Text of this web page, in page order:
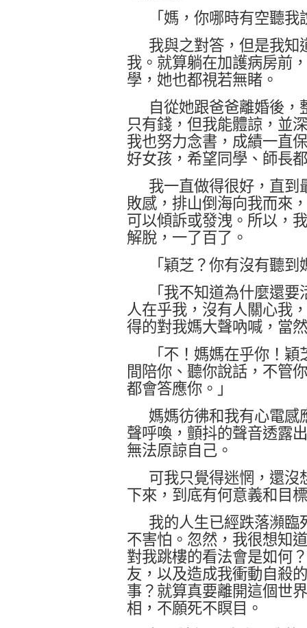
「媽，你哪時有空聽我
我與之對答，但是我知
我。就算躺在加護病房前
學，她也都視若無睹。
自從她跟爸爸離婚後
只有錢，但我能體諒，並
我也努力念書，成績一直
好女孩，希望同學、師長
我一直做得很好，直到
敗感，排山倒海向我而來
可以傾訴或發洩。所以，
解脫，一了百了。
「穎芝？你有沒有聽
「我不知道為什麼還
人在乎我，沒有人關心我
得的對我媽大聲吶喊，當
「不！媽媽在乎你！
間陪你、聽你說話，不管
都會答應你。」
媽媽彷彿和我有心電感
聲呼喚，顫抖的聲音透露
無法原諒自己。
可我只覺得迷惘，還沒
下來，到底有何意義和目
我的人生已經跌落瀕臨
不害怕。忽然，我很想知
對我跳樓的看法會是如何
友，以及造成我衝動自殺
事？就算真要離開這個世
相，不願死不瞑目。